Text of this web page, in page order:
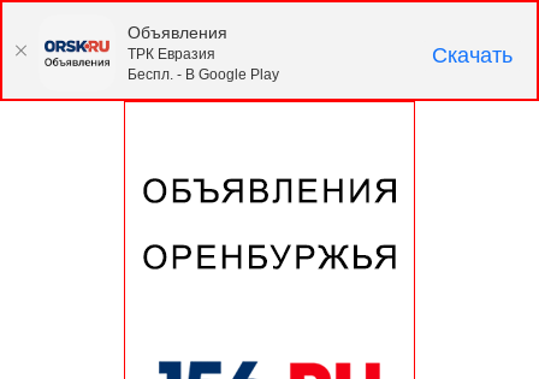
Объявления
ТРК Евразия
Беспл. - В Google Play
Скачать